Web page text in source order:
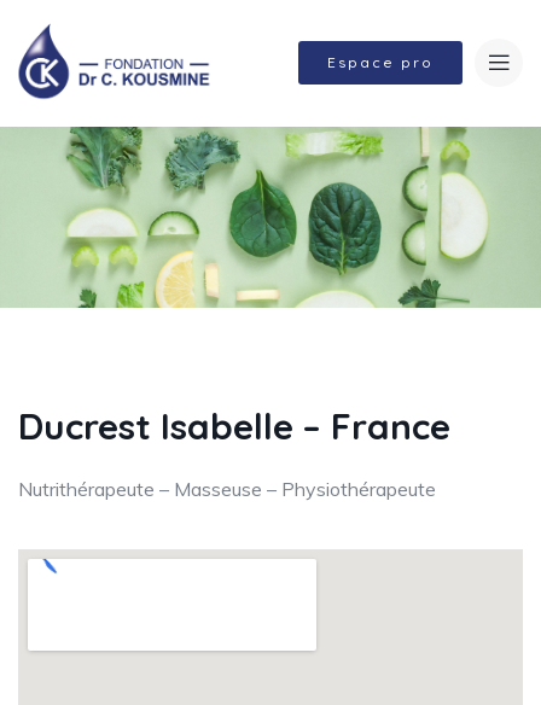
Espace pro
Ducrest Isabelle – France
Nutrithérapeute – Masseuse – Physiothérapeute